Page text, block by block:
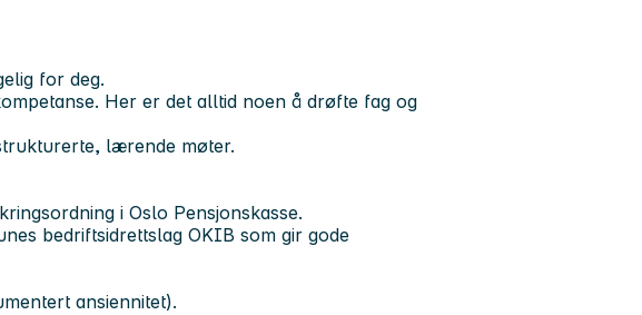
for deg.
Her er det alltid noen å drøfte fag og
lærende møter.
i Oslo Pensjonskasse.
bedriftsidrettslag OKIB som gir gode
ansiennitet).